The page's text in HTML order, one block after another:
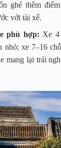
ghé thêm
với tài xế.
phù hợp: Xe 4
nhỏ; xe 7–16
mang lại trải